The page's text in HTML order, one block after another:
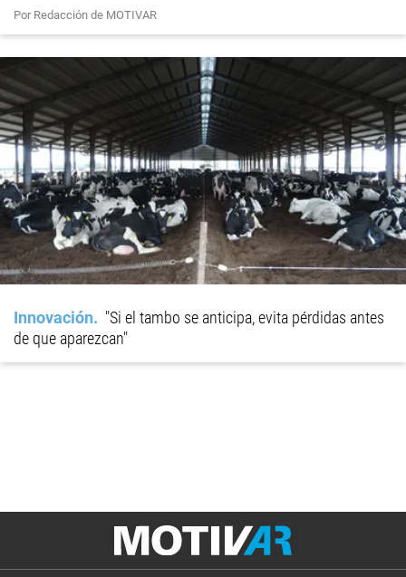
Por Redacción de MOTIVAR
Innovación
"Si el tambo se anticipa, evita pérdidas antes
de que aparezcan"